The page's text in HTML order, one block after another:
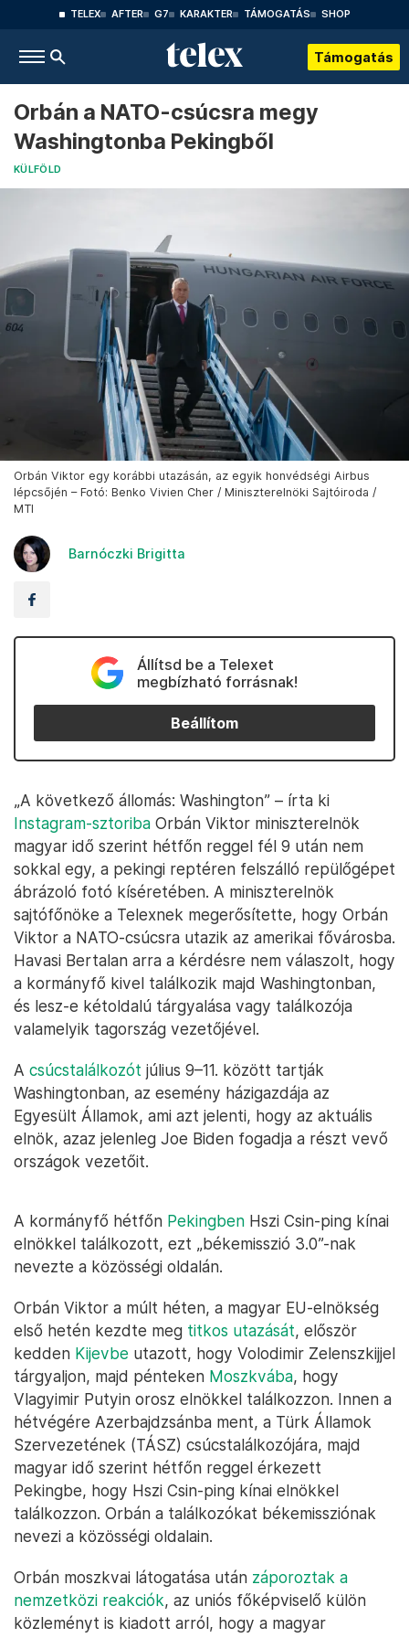
TELEX AFTER G7 KARAKTER TÁMOGATÁS SHOP
Támogatás
Orbán a NATO-csúcsra megy
Washingtonba Pekingből
KÜLFÖLD
Orbán Viktor egy korábbi utazásán, az egyik honvédségi Airbus
lépcsőjén – Fotó: Benko Vivien Cher / Miniszterelnöki Sajtóiroda /
MTI
Barnóczki Brigitta
Állítsd be a Telexet
megbízható forrásnak!
Beállítom
„A következő állomás: Washington” – írta ki
Instagram-sztoriba Orbán Viktor miniszterelnök
magyar idő szerint hétfőn reggel fél 9 után nem
sokkal egy, a pekingi reptéren felszálló repülőgépet
ábrázoló fotó kíséretében. A miniszterelnök
sajtófőnöke a Telexnek megerősítette, hogy Orbán
Viktor a NATO-csúcsra utazik az amerikai fővárosba.
Havasi Bertalan arra a kérdésre nem válaszolt, hogy
a kormányfő kivel találkozik majd Washingtonban,
és lesz-e kétoldalú tárgyalása vagy találkozója
valamelyik tagország vezetőjével.
A csúcstalálkozót július 9–11. között tartják
Washingtonban, az esemény házigazdája az
Egyesült Államok, ami azt jelenti, hogy az aktuális
elnök, azaz jelenleg Joe Biden fogadja a részt vevő
országok vezetőit.
A kormányfő hétfőn Pekingben Hszi Csin-ping kínai
elnökkel találkozott, ezt „békemisszió 3.0”-nak
nevezte a közösségi oldalán.
Orbán Viktor a múlt héten, a magyar EU-elnökség
első hetén kezdte meg titkos utazását, először
kedden Kijevbe utazott, hogy Volodimir Zelenszkijjel
tárgyaljon, majd pénteken Moszkvába, hogy
Vlagyimir Putyin orosz elnökkel találkozzon. Innen a
hétvégére Azerbajdzsánba ment, a Türk Államok
Szervezetének (TÁSZ) csúcstalálkozójára, majd
magyar idő szerint hétfőn reggel érkezett
Pekingbe, hogy Hszi Csin-ping kínai elnökkel
találkozzon. Orbán a találkozókat békemissziónak
nevezi a közösségi oldalain.
Orbán moszkvai látogatása után záporoztak a
nemzetközi reakciók, az uniós főképviselő külön
közleményt is kiadott arról, hogy a magyar